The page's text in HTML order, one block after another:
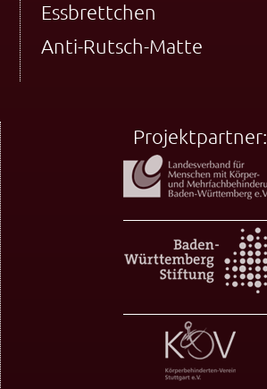
Essbrettchen
Anti-Rutsch-Matte
Projektpartner: